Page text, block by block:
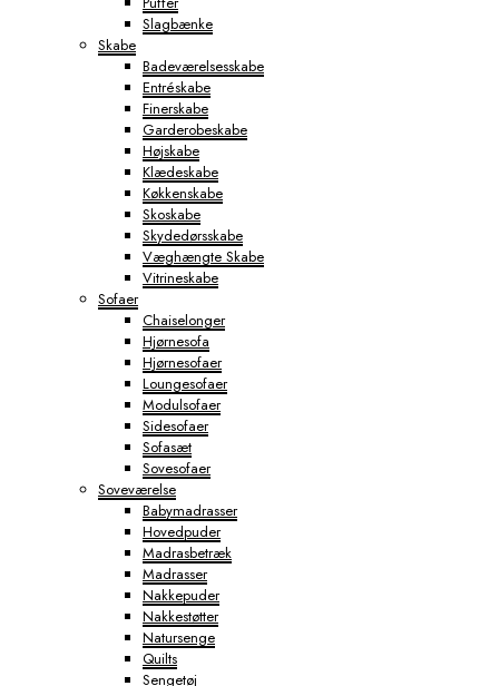
Slagbænke
Skabe
Badeværelsesskabe
Entréskabe
Finerskabe
Garderobeskabe
Højskabe
Klædeskabe
Køkkenskabe
Skoskabe
Skydedørsskabe
Væghængte Skabe
Vitrineskabe
Sofaer
Chaiselonger
Hjørnesofa
Hjørnesofaer
Loungesofaer
Modulsofaer
Sidesofaer
Sofasæt
Sovesofaer
Soveværelse
Babymadrasser
Hovedpuder
Madrasbetræk
Madrasser
Nakkepuder
Nakkestøtter
Natursenge
Quilts
Sengetøj